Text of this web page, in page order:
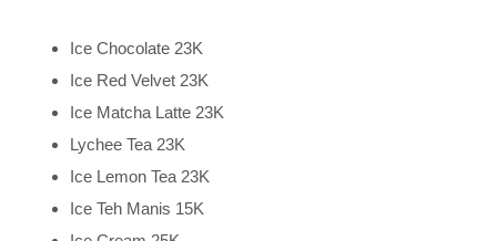
Ice Chocolate 23K
Ice Red Velvet 23K
Ice Matcha Latte 23K
Lychee Tea 23K
Ice Lemon Tea 23K
Ice Teh Manis 15K